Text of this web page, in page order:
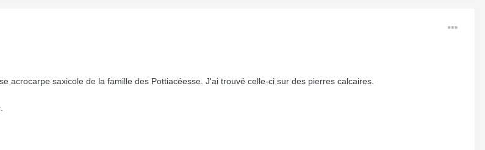
acrocarpe saxicole de la famille des Pottiacéesse. J'ai trouvé celle-ci sur des pierres calcaires.